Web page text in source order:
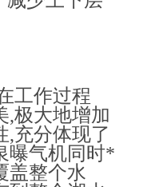
工作过程
,极大地增加
,充分体现了
曝气机同时*
盖整个水